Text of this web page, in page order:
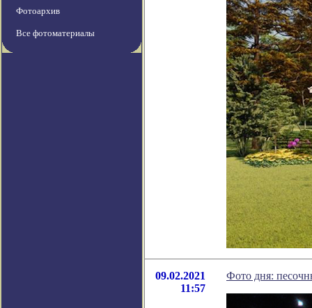
Фотоархив
Все фотоматериалы
09.02.2021
11:57
Фото дня: